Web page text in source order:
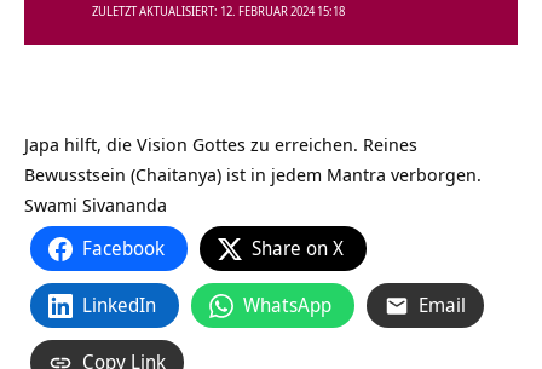
ZULETZT AKTUALISIERT: 12. FEBRUAR 2024 15:18
Japa hilft, die Vision Gottes zu erreichen. Reines
Bewusstsein (Chaitanya) ist in jedem Mantra verborgen.
Swami Sivananda
Facebook Share on X
LinkedIn WhatsApp Email
Copy Link